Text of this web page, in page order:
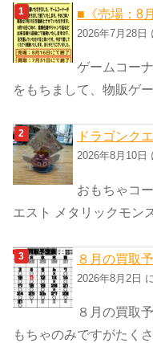
ゴ
リ
ー
■《売場：8
2026年7月28日
ゲームコー
をもちまして、物販ゲ
ドラゴンク
2026年8月10日
おもちゃコ
エスト メタリックモン
８月の買取
2026年8月2日
８月の買取
もちゃのみですがたく